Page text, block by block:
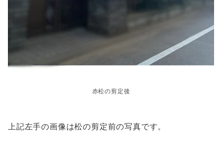
赤松の剪定後
上記左手の画像は松の剪定前の写真です。